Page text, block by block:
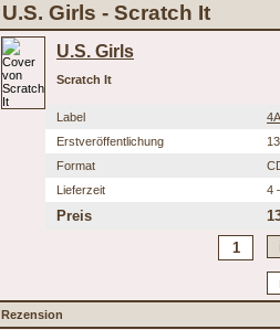
U.S. Girls - Scratch It
U.S. Girls
Scratch It
Label
Erstveröffentlichung
Format
Lieferzeit
4
Preis
Rezension